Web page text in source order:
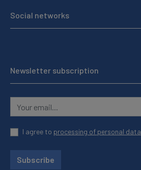
Social networks
Newsletter subscription
I agree to processing of personal data
Subscribe